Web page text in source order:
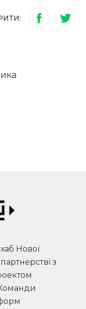
Нової
з